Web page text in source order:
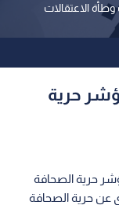
الاعتقالات
حرية
و 7عربيا على مؤشر حرية الصحافة
عن حرية الصحافة